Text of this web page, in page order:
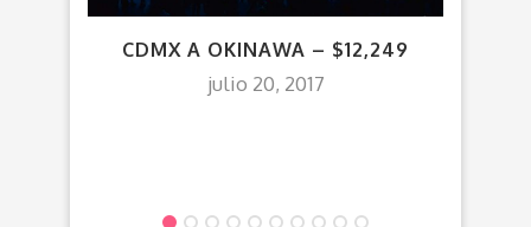
CDMX A OKINAWA – $12,249
julio 20, 2017